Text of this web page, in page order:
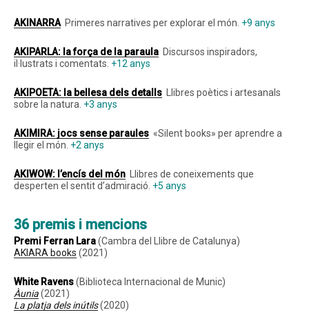
AKINARRA Primeres narratives per explorar el món. +9 anys
AKIPARLA: la força de la paraula Discursos inspiradors,
i l· lustrats i comentats. +12 anys
AKIPOETA: la bellesa dels detalls
Llibres poètics i artesanals
sobre la natura. +3 anys
AKIMIRA: jocs sense paraules «Silent books» per aprendre a
llegir el món. +2 anys
AKIWOW: l’encís del món
Llibres de coneixements que
desperten el sentit d’admiració. +5 anys
36 premis i mencions
Premi Ferran Lara(Cambra del Llibre de Catalunya)
AKIARA books (2021)
White Ravens(Biblioteca Internacional de Munic)
Àunia(2021)
La platja dels inútils(2020)